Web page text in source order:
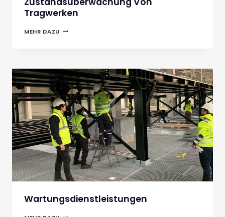
Tragwerken
MEHR DAZU ZUSTANDSÜBERWACHUNG
Wartungsdienstleistungen